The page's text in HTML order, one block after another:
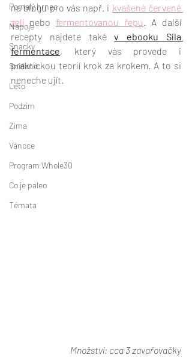
Pomalý hrnec
Nápoje
Snacky
Snídaně
Léto
Podzim
Zima
Vánoce
Program Whole30
Co je paleo
Témata
na blogu pro vás např. i kvašené červené
zelí nebo fermentovanou řepu. A další
recepty najdete také v ebooku Síla
fermentace, který vás provede i
praktickou teorií krok za krokem. A to si
neneche ujít.
Množství: cca 3 zavařovačky